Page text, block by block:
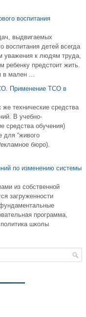
воспитания
выдвигаемых
воспитания детей всегда
уважения к людям труда,
ребенку предстоит жить.
в мален ...
Применение ТСО в
технические средства
В учебно-
средства обучения)
для “живого
бюро).
по изменению системы
из собственной
загруженности
программа,
школы